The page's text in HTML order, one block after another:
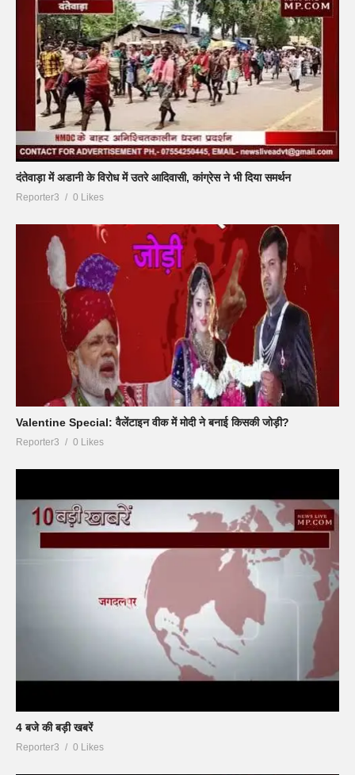
दंतेवाड़ा में अडानी के विरोध में उतरे आदिवासी, कांग्रेस ने भी दिया समर्थन
Reporter3 0 Likes
Valentine Special: वैलेंटाइन वीक में मोदी ने बनाई किसकी जोड़ी?
Reporter3 0 Likes
4 बजे की बड़ी खबरें
Reporter3 0 Likes